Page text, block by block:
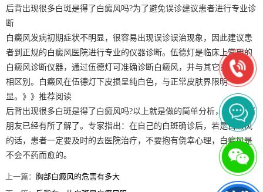
后背出现很多白斑是得了白癜风吗?为了避免误诊建议患者进行专业诊
断
白癜风发病初期症状不明显，很容易出现误诊误治现象，因此建议患
者到正规的白癜风医院进行专业的仪器诊断。伍德灯是临床上常用的
白癜风诊断仪器，通过伍德灯可准确诊断白癜风，并与其它白斑疾病
相区别。白癜风在伍德灯下皮损呈纯白色，与正常皮肤界限明
显。》》推荐阅读
后背出现很多白斑是得了白癜风吗?以上就是做的简单分析，相信患者
朋友已经有所了解了。专家指出：在自己的白斑确诊后，若是白癜风
的话，患者一定要及时的去医院治疗，不要抱有侥幸心理，白癜风是
不会不药而愈的。
上一篇：胸部白癜风的危害有多大